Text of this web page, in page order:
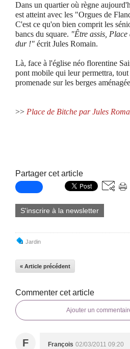
Dans un quartier où règne
est atteint avec les "Orgues de
C'est ce qu'on bien comprit les
bancs du square. "Être assis,
dur !" écrit Jules Romain.
Là, face à l'église néo florentine
pont mobile qui leur permettra,
promenade sur les berges
>> Place de Bitche par Jules
Partager cet article
S'inscrire à la newsletter
Jardin
« Article précédent
Commenter cet article
Ajouter un
F François 02/03/2011 09:20